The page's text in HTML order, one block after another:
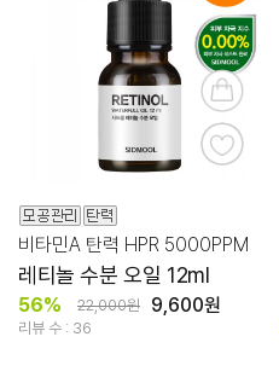
비타민A 탄력 HPR 5000PPM
레티놀 수분 오일 12ml
56% 22,000원 9,600원
리뷰 수 : 36